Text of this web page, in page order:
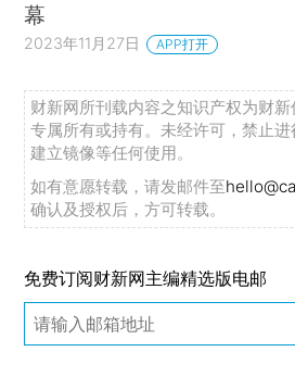
幕
2023年11月27日 APP打开
财新网所刊载内容之知识产权为财
专属所有或持有。未经许可，禁止
建立镜像等任何使用。
如有意愿转载，请发邮件至
确认及授权后，方可转载。
免费订阅财新网主编精选版电邮